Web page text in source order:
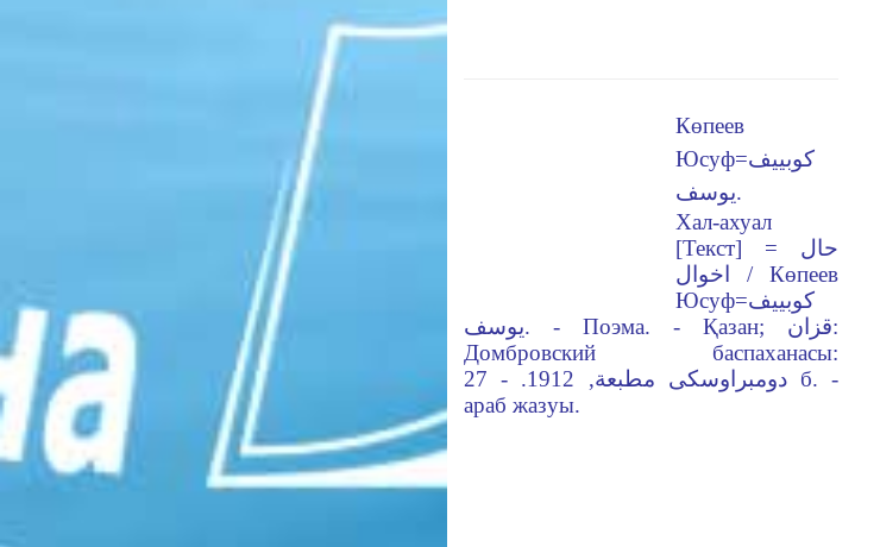
Көпеев
Юсуф=كوبييف
يوسف.
Хал-ахуал
[Текст] = حال
اخوال / Көпеев
Юсуф=كوبييف
يوسف. - Поэма. - Қазан; قزان:
Домбровский баспаханасы:
دومبراوسكى مطبعة, 1912. - 27 б. -
араб жазуы.